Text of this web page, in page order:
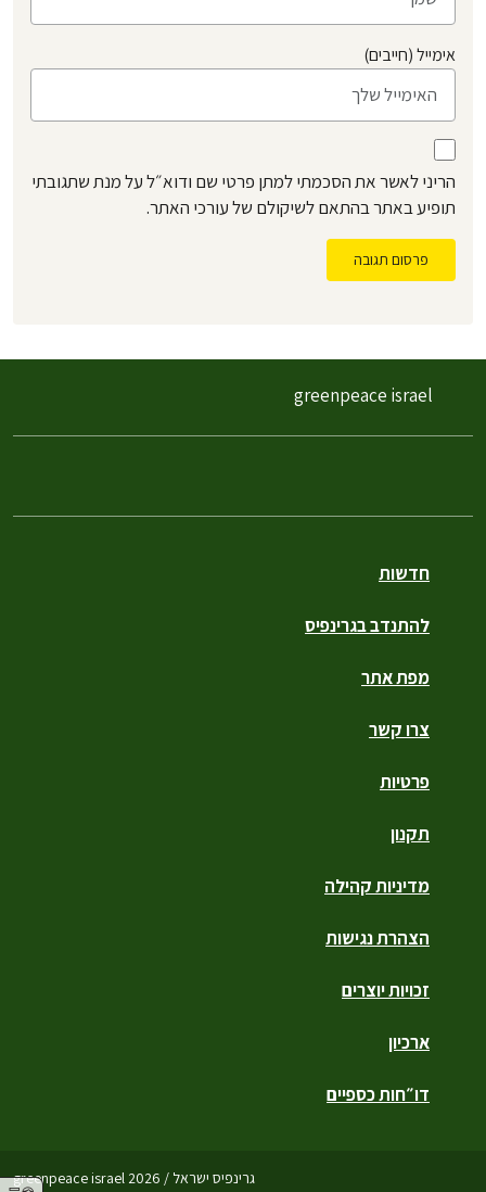
אימייל (חייבים)
הריני לאשר את הסכמתי למתן פרטי שם ודוא״ל על מנת שתגובתי
תופיע באתר בהתאם לשיקולם של עורכי האתר.
פרסום תגובה
חדשות
להתנדב בגרינפיס
מפת אתר
צרו קשר
פרטיות
תקנון
מדיניות קהילה
הצהרת נגישות
זכויות יוצרים
ארכיון
דו״חות כספיים
גרינפיס ישראל / greenpeace israel 2026